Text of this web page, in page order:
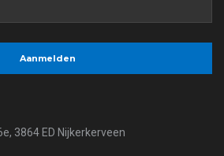
3864 ED Nijkerkerveen